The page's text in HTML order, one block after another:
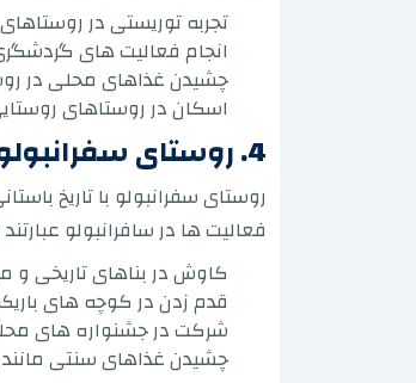
تجربه توریستی در
انجام فعالیت های
چشیدن غذاهای محلی در
اسکان در روستاهای
4. روستای سفرانبولو
روستای سفرانبولو با تاریخ
فعالیت ها در سافرانبولو عبارتند
کاوش در بناهای تاریخی و
قدم زدن در کوچه های
شرکت در جشنواره های
چشیدن غذاهای سنتی مانند